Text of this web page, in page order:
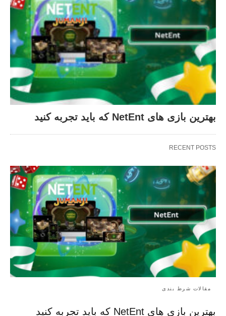
بهترین بازی‌ های NetEnt که باید تجربه کنید
RECENT POSTS
مقالات شرط بندی
بهترین بازی‌ های NetEnt که باید تجربه کنید